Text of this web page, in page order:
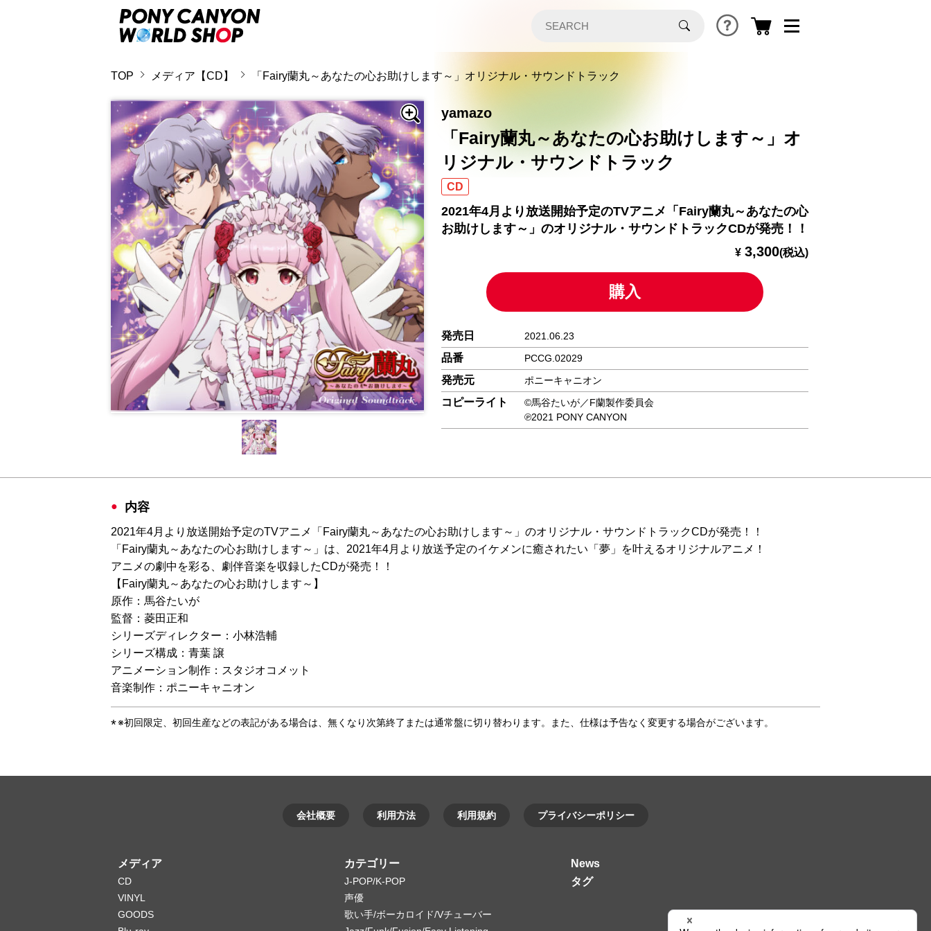
TOP メディア【CD】 「Fairy蘭丸～あなたの心お助けします～」オリジナル・サウンドトラック
yamazo
「Fairy蘭丸～あなたの心お助けします～」オ
リジナル・サウンドトラック
CD
2021年4月より放送開始予定のTVアニメ「Fairy蘭丸～あなたの心
お助けします～」のオリジナル・サウンドトラックCDが発売！！
¥ 3,300(税込)
購入
発売日 2021.06.23
品番 PCCG.02029
発売元 ポニーキャニオン
コピーライト
©馬谷たいが／F蘭製作委員会
℗2021 PONY CANYON
内容
2021年4月より放送開始予定のTVアニメ「Fairy蘭丸～あなたの心お助けします～」のオリジナル・サウンドトラックCDが発売！！
「Fairy蘭丸～あなたの心お助けします～」は、2021年4月より放送予定のイケメンに癒されたい「夢」を叶えるオリジナルアニメ！
アニメの劇中を彩る、劇伴音楽を収録したCDが発売！！
【Fairy蘭丸～あなたの心お助けします～】
原作：馬谷たいが
監督：菱田正和
シリーズディレクター：小林浩輔
シリーズ構成：青葉 譲
アニメーション制作：スタジオコメット
音楽制作：ポニーキャニオン
※初回限定、初回生産などの表記がある場合は、無くなり次第終了または通常盤に切り替わります。また、仕様は予告なく変更する場合がございます。
会社概要 利用方法 利用規約 プライバシーポリシー
メディア
CD
VINYL
GOODS
カテゴリー
J-POP/K-POP
声優
歌い手/ボーカロイド/Vチューバー
News
タグ